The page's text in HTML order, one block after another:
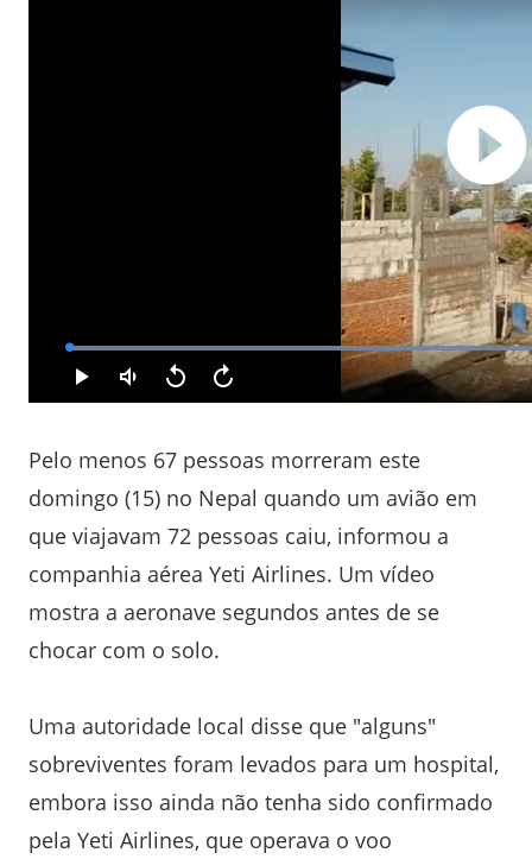
Pelo menos 67 pessoas morreram este
domingo (15) no Nepal quando um avião em
que viajavam 72 pessoas caiu, informou a
companhia aérea Yeti Airlines. Um vídeo
mostra a aeronave segundos antes de se
chocar com o solo.
Uma autoridade local disse que "alguns"
sobreviventes foram levados para um hospital,
embora isso ainda não tenha sido confirmado
pela Yeti Airlines, que operava o voo